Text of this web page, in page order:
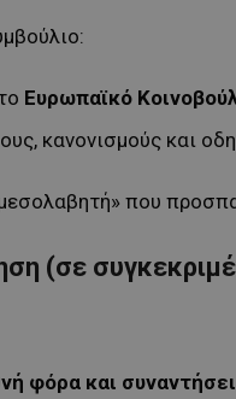
Ευρωπαϊκό
κανονισμούς και
που
(σε
φόρα και